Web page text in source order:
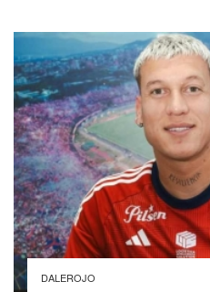
DALEROJO